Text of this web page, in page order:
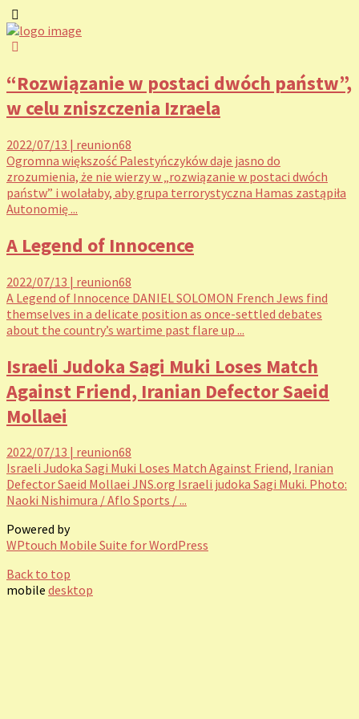
“Rozwiązanie w postaci dwóch państw”,
w celu zniszczenia Izraela
2022/07/13 | reunion68
Ogromna większość Palestyńczyków daje jasno do
zrozumienia, że nie wierzy w „rozwiązanie w postaci dwóch
państw” i wolałaby, aby grupa terrorystyczna Hamas zastąpiła
Autonomię ...
A Legend of Innocence
2022/07/13 | reunion68
A Legend of Innocence DANIEL SOLOMON French Jews find
themselves in a delicate position as once-settled debates
about the country’s wartime past flare up ...
Israeli Judoka Sagi Muki Loses Match
Against Friend, Iranian Defector Saeid
Mollaei
2022/07/13 | reunion68
Israeli Judoka Sagi Muki Loses Match Against Friend, Iranian
Defector Saeid Mollaei JNS.org Israeli judoka Sagi Muki. Photo:
Naoki Nishimura / Aflo Sports / ...
Powered by
WPtouch Mobile Suite for WordPress
Back to top
mobile desktop